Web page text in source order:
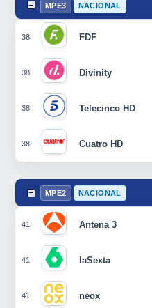
MPE3 NACIONAL
38 FDF
38 Divinity
38 Telecinco HD
38 Cuatro HD
MPE2 NACIONAL
41 Antena 3
41 laSexta
41 neox